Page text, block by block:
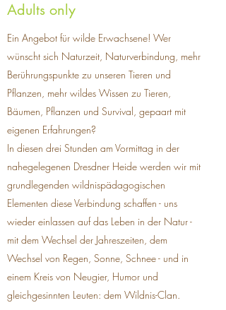
Adults only
Ein Angebot für wilde Erwachsene! Wer
wünscht sich Naturzeit, Naturverbindung, mehr
Berührungspunkte zu unseren Tieren und
Pflanzen, mehr wildes Wissen zu Tieren,
Bäumen, Pflanzen und Survival, gepaart mit
eigenen Erfahrungen?
In diesen drei Stunden am Vormittag in der
nahegelegenen Dresdner Heide werden wir mit
grundlegenden wildnispädagogischen
Elementen diese Verbindung schaffen - uns
wieder einlassen auf das Leben in der Natur -
mit dem Wechsel der Jahreszeiten, dem
Wechsel von Regen, Sonne, Schnee - und in
einem Kreis von Neugier, Humor und
gleichgesinnten Leuten: dem Wildnis-Clan.